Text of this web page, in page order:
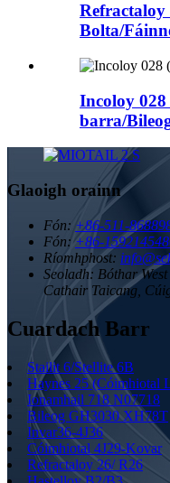
Bolta/
Incoloy
barra/
Glaoigh orainn
Fón: +86-511-
Fón: +86-
Ríomhphost:
Seoladh: Bóthar
Cathair Taicang,
Cuardach Barr
Stailit 6/Stellite 6B
Haynes 25 (Cóimhiotal
Ionamhail 718 N07718
Bileog GH3030 XH78T
Invar36-4J36
Cóimhiotal 4J29-Kovar
Refractaloy 26/ R26